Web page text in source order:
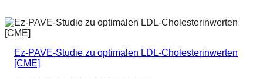
Ez-PAVE-Studie zu optimalen LDL-Cholesterinwerten
[CME]